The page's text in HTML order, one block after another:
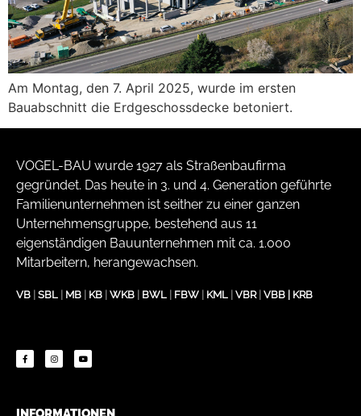
Am Montag, den 7. April 2025, wurde im ersten
Bauabschnitt die Erdgeschossdecke betoniert.
VOGEL-BAU wurde 1927 als Straßenbaufirma
gegründet. Das heute in 3. und 4. Generation geführte
Familienunternehmen ist seither zu einer ganzen
Unternehmensgruppe, bestehend aus 11
eigenständigen Bauunternehmen mit ca. 1.000
Mitarbeitern, herangewachsen.
VB SBL MB KB WKB BWL FBW KML VBR| VBB KRB